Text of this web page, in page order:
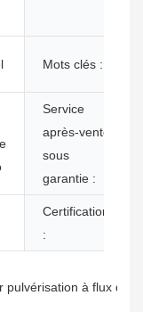
Mots clés :
Service
après-vente
sous
garantie :
Certification
: